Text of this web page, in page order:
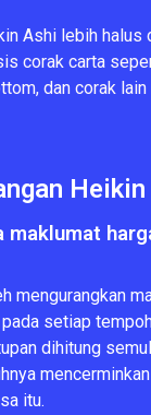
Ashi lebih halus
corak carta
dan corak
maklumat
mengurangkan
setiap
dihitung
itu.